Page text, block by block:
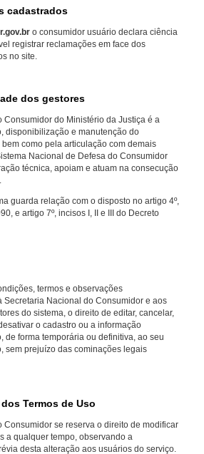
cadastrados
o consumidor usuário declara ciência
registrar reclamações em face dos
no site.
dos gestores
Consumidor do Ministério da Justiça é a
disponibilização e manutenção do
bem como pela articulação com demais
Nacional de Defesa do Consumidor
técnica, apoiam e atuam na consecução
guarda relação com o disposto no artigo 4º,
e artigo 7º, incisos I, II e III do Decreto
termos e observações
Secretaria Nacional do Consumidor e aos
do sistema, o direito de editar, cancelar,
o cadastro ou a informação
de forma temporária ou definitiva, ao seu
sem prejuízo das cominações legais
Termos de Uso
Consumidor se reserva o direito de modificar
a qualquer tempo, observando a
desta alteração aos usuários do serviço.